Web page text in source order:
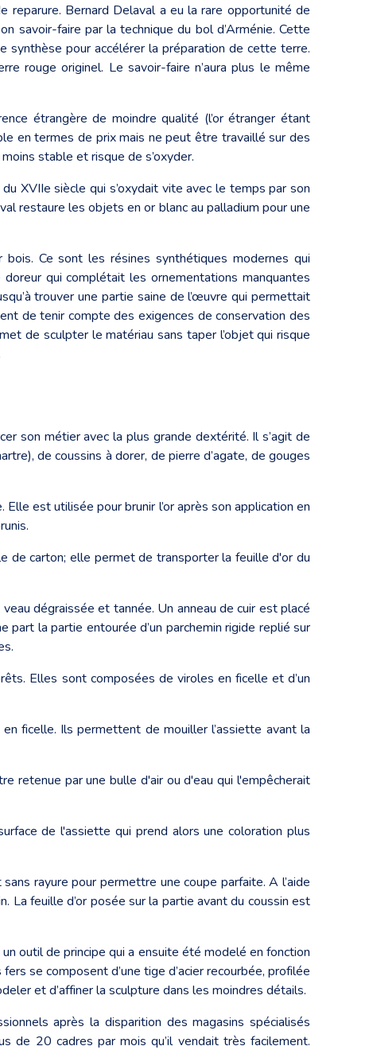
reparure. Bernard Delaval a eu la rare opportunité de
savoir-faire par la technique du bol d’Arménie. Cette
synthèse pour accélérer la préparation de cette terre.
rouge originel. Le savoir-faire n’aura plus le même
étrangère de moindre qualité (l’or étranger étant
en termes de prix mais ne peut être travaillé sur des
stable et risque de s’oxyder.
XVIIe siècle qui s’oxydait vite avec le temps par son
restaure les objets en or blanc au palladium pour une
Ce sont les résines synthétiques modernes qui
qui complétait les ornementations manquantes
trouver une partie saine de l’œuvre qui permettait
de tenir compte des exigences de conservation des
de sculpter le matériau sans taper l’objet qui risque
son métier avec la plus grande dextérité. Il s’agit de
de coussins à dorer, de pierre d’agate, de gouges
est utilisée pour brunir l’or après son application en
de carton; elle permet de transporter la feuille d'or du
dégraissée et tannée. Un anneau de cuir est placé
la partie entourée d’un parchemin rigide replié sur
Elles sont composées de viroles en ficelle et d’un
ficelle. Ils permettent de mouiller l’assiette avant la
retenue par une bulle d'air ou d'eau qui l'empêcherait
de l'assiette qui prend alors une coloration plus
rayure pour permettre une coupe parfaite. A l’aide
La feuille d’or posée sur la partie avant du coussin est
outil de principe qui a ensuite été modelé en fonction
se composent d’une tige d’acier recourbée, profilée
et d’affiner la sculpture dans les moindres détails.
après la disparition des magasins spécialisés
de 20 cadres par mois qu’il vendait très facilement.